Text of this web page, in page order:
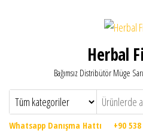
Herbal
Bağımsız Distribütör Müge
Whatsapp Danışma Hattı +90 538